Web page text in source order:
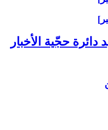
دائرة حجّية الأخبار